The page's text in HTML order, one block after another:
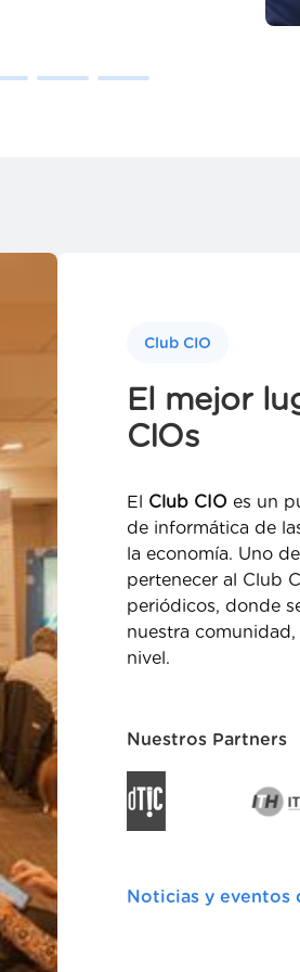
Club CIO
El mejor
CIOs
El Club CIO es un
de informática de
la economía. Uno
pertenecer al Club
periódicos, donde
nuestra
nivel.
Nuestros Partners
Noticias y eventos